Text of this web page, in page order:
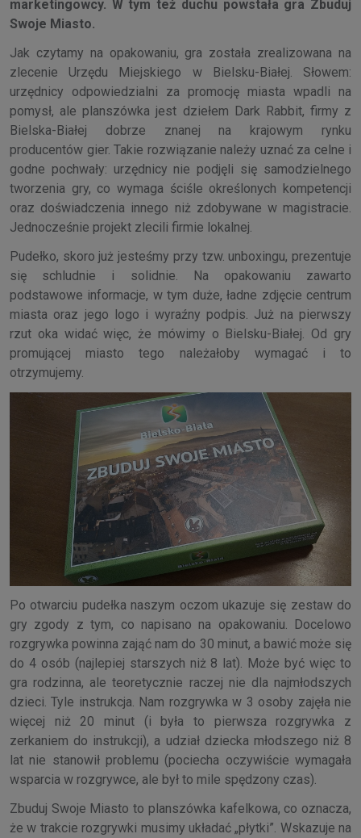
marketingowcy. W tym też duchu powstała gra Zbuduj
Swoje Miasto.
Jak czytamy na opakowaniu, gra została zrealizowana na
zlecenie Urzędu Miejskiego w Bielsku-Białej. Słowem:
urzędnicy odpowiedzialni za promocję miasta wpadli na
pomysł, ale planszówka jest dziełem Dark Rabbit, firmy z
Bielska-Białej dobrze znanej na krajowym rynku
producentów gier. Takie rozwiązanie należy uznać za celne i
godne pochwały: urzędnicy nie podjęli się samodzielnego
tworzenia gry, co wymaga ściśle określonych kompetencji
oraz doświadczenia innego niż zdobywane w magistracie.
Jednocześnie projekt zlecili firmie lokalnej.
Pudełko, skoro już jesteśmy przy tzw. unboxingu, prezentuje
się schludnie i solidnie. Na opakowaniu zawarto
podstawowe informacje, w tym duże, ładne zdjęcie centrum
miasta oraz jego logo i wyraźny podpis. Już na pierwszy
rzut oka widać więc, że mówimy o Bielsku-Białej. Od gry
promującej miasto tego należałoby wymagać i to
otrzymujemy.
Po otwarciu pudełka naszym oczom ukazuje się zestaw do
gry zgody z tym, co napisano na opakowaniu. Docelowo
rozgrywka powinna zająć nam do 30 minut, a bawić może się
do 4 osób (najlepiej starszych niż 8 lat). Może być więc to
gra rodzinna, ale teoretycznie raczej nie dla najmłodszych
dzieci. Tyle instrukcja. Nam rozgrywka w 3 osoby zajęła nie
więcej niż 20 minut (i była to pierwsza rozgrywka z
zerkaniem do instrukcji), a udział dziecka młodszego niż 8
lat nie stanowił problemu (pociecha oczywiście wymagała
wsparcia w rozgrywce, ale był to mile spędzony czas).
Zbuduj Swoje Miasto to planszówka kafelkowa, co oznacza,
że w trakcie rozgrywki musimy układać „płytki”. Wskazuje na